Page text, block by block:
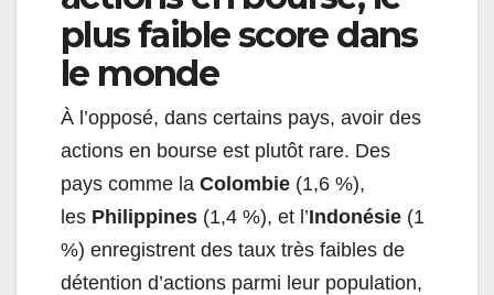
plus faible score dans
le monde
À l’opposé, dans certains pays, avoir des
actions en bourse est plutôt rare. Des
pays comme la Colombie (1,6 %),
les Philippines (1,4 %), et l’Indonésie (1
%) enregistrent des taux très faibles de
détention d’actions parmi leur population,